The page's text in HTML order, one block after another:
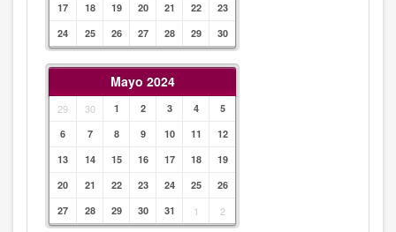
17
18 19 20 21 22
23
24
25 26 27 28 29 30
Mayo 2024
29 30 1 2 3 4
5
6
7 8 9 10 11
12
13
14 15 16 17 18
19
20
21 22 23 24 25
26
27
28 29 30 31 1 2